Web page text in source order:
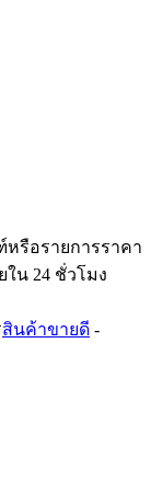
รือรายการราคา
น 24 ชั่วโมง
สินค้าขายดี -